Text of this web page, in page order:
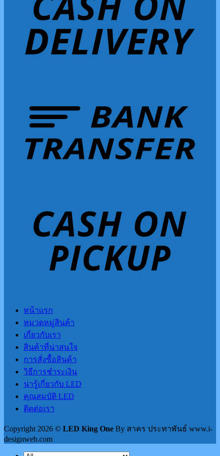
หน้าแรก
หมวดหมู่สินค้า
เกี่ยวกับเรา
สินค้าที่น่าสนใจ
การสั่งซื้อสินค้า
วิธีการชำระเงิน
น่ารู้เกี่ยวกับ LED
คุณสมบัติ LED
ติดต่อเรา
Copyright 2026 © LED King One By สาคร ประทาพันธ์ www.i-
designweb.com